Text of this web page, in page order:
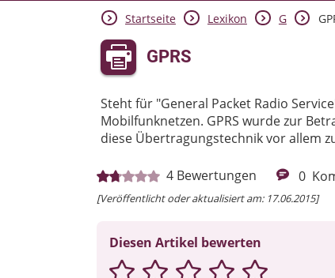
Startseite Lexikon G
GPRS
Steht für "General Packet Radio
Mobilfunknetzen. GPRS wurde zur
diese Übertragungstechnik vor allem
4 Bewertungen 0
[Veröffentlicht oder aktualisiert am: 17.06.2015]
Diesen Artikel bewerten